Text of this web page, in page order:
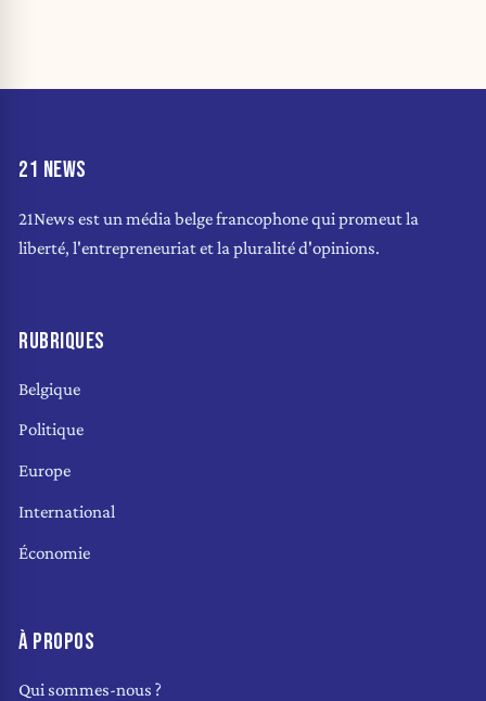
21 NEWS
21News est un média belge francophone qui promeut la
liberté, l'entrepreneuriat et la pluralité d'opinions.
RUBRIQUES
Belgique
Politique
Europe
International
Économie
À PROPOS
Qui sommes-nous ?